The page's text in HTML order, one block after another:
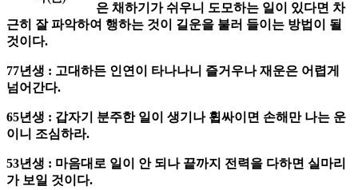
은 채하기가 쉬우니 도모하는 일이 있다면 차
근히 잘 파악하여 행하는 것이 길운을 불러 들이는 방법이 될
것이다.
77년생 : 고대하든 인연이 타나나니 즐거우나 재운은 어렵게
넘어간다.
65년생 : 갑자기 분주한 일이 생기나 휩싸이면 손해만 나는 운
이니 조심하라.
53년생 : 마음대로 일이 안 되나 끝까지 전력을 다하면 실마리
가 보일 것이다.